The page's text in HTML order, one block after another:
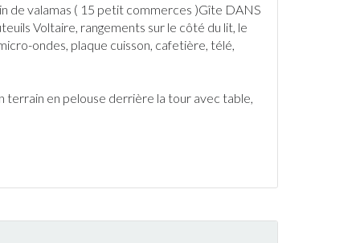
de valamas ( 15 petit commerces )Gîte DANS
Voltaire, rangements sur le côté du lit, le
ondes, plaque cuisson, cafetière, télé,
terrain en pelouse derrière la tour avec table,